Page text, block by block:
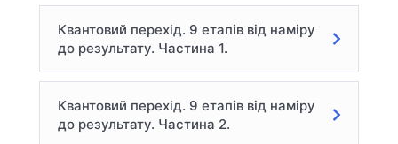
Квантовий перехід. 9 етапів від наміру
до результату. Частина 1.
Квантовий перехід. 9 етапів від наміру
до результату. Частина 2.